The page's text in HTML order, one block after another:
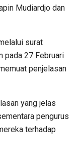
Mudiardjo dan
surat
pada 27 Februari
penjelasan
yang jelas
pengurus
terhadap